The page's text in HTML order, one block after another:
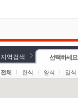
지역검색 선택하세요
전체 한식 양식 일식